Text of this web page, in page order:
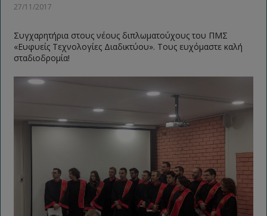
27/11/2017
Συγχαρητήρια στους νέους διπλωματούχους του ΠΜΣ
«Ευφυείς Τεχνολογίες Διαδικτύου». Τους ευχόμαστε καλή
σταδιοδρομία!